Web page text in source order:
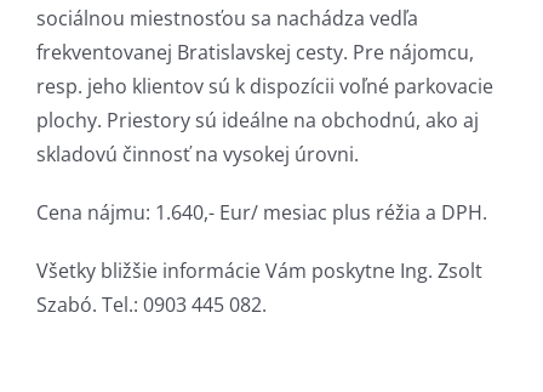
sociálnou miestnosťou sa nachádza vedľa
frekventovanej Bratislavskej cesty. Pre nájomcu,
resp. jeho klientov sú k dispozícii voľné parkovacie
plochy. Priestory sú ideálne na obchodnú, ako aj
skladovú činnosť na vysokej úrovni.
Cena nájmu: 1.640,- Eur/ mesiac plus réžia a DPH.
Všetky bližšie informácie Vám poskytne Ing. Zsolt
Szabó. Tel.: 0903 445 082.